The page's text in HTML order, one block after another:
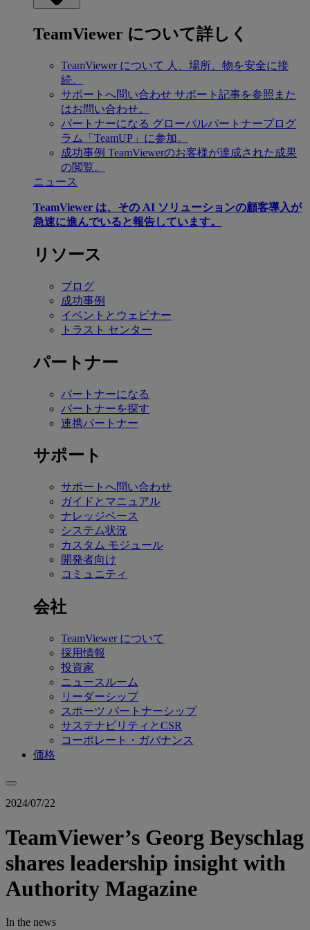
TeamViewer について詳しく
TeamViewer について 人、場所、物を安全に接
続。
サポートへ問い合わせ サポート記事を参照また
はお問い合わせ。
パートナーになる グローバルパートナープログ
ラム「TeamUP」に参加。
成功事例 TeamViewerのお客様が達成された成果
の閲覧。
ニュース
TeamViewer は、その AI ソリューションの顧客導入が
急速に進んでいると報告しています。
リソース
ブログ
成功事例
イベントとウェビナー
トラスト センター
パートナー
パートナーになる
パートナーを探す
連携パートナー
サポート
サポートへ問い合わせ
ガイドとマニュアル
ナレッジベース
システム状況
カスタム モジュール
開発者向け
コミュニティ
会社
TeamViewer について
採用情報
投資家
ニュースルーム
リーダーシップ
スポーツ パートナーシップ
サステナビリティとCSR
コーポレート・ガバナンス
価格
2024/07/22
TeamViewer’s Georg Beyschlag
shares leadership insight with
Authority Magazine
In the news